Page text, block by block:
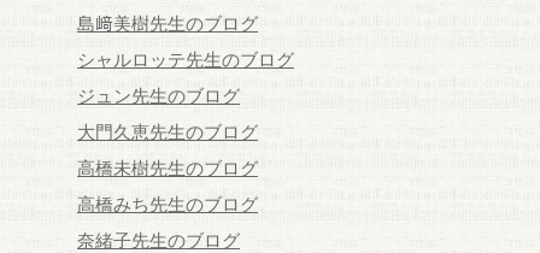
島﨑美樹先生のブログ
シャルロッテ先生のブログ
ジュン先生のブログ
大門久恵先生のブログ
高橋未樹先生のブログ
高橋みち先生のブログ
奈緒子先生のブログ